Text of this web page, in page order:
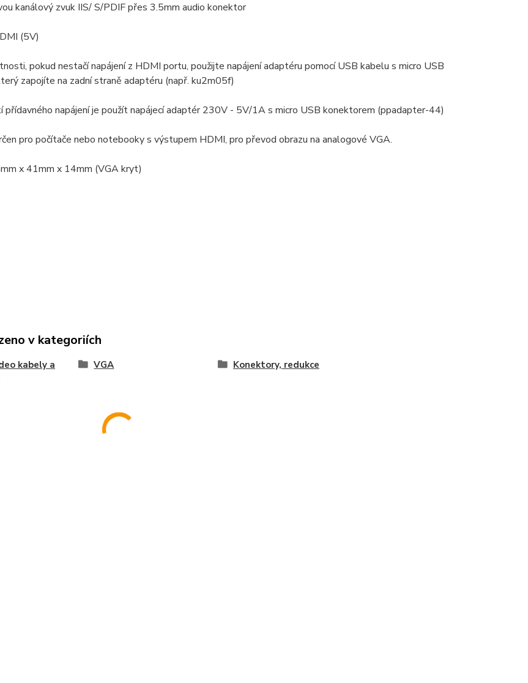
kanálový zvuk IIS/ S/PDIF přes 3.5mm audio konektor
(5V)
pokud nestačí napájení z HDMI portu, použijte napájení adaptéru pomocí USB kabelu s micro USB
zapojíte na zadní straně adaptéru (např. ku2m05f)
přídavného napájení je použít napájecí adaptér 230V - 5V/1A s micro USB konektorem (ppadapter-44)
pro počítače nebo notebooky s výstupem HDMI, pro převod obrazu na analogové VGA.
x 41mm x 14mm (VGA kryt)
v kategoriích
kabely a
VGA Konektory, redukce